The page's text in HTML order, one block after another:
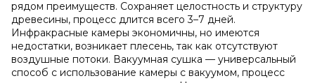
рядом преимуществ. Сохраняет целостность и структуру
древесины, процесс длится всего 3–7 дней.
Инфракрасные камеры экономичны, но имеются
недостатки, возникает плесень, так как отсутствуют
воздушные потоки. Вакуумная сушка — универсальный
способ с использование камеры с вакуумом, процесс